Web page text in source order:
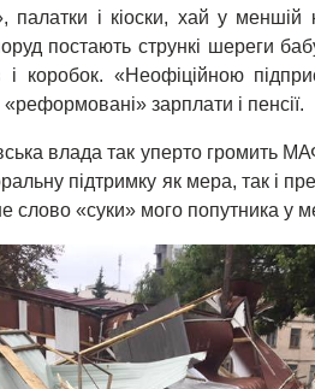
палатки і кіоски, хай у меншій
постають стрункі шереги
і коробок. «Неофіційною
зарплати і пенсії.
влада так уперто громить
підтримку як мера, так і
слово «суки» мого попутника у